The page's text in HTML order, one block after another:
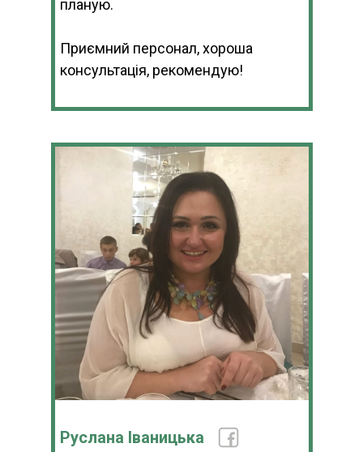
планую.
Приємний персонал, хороша
консультація, рекомендую!
Руслана Іваницька